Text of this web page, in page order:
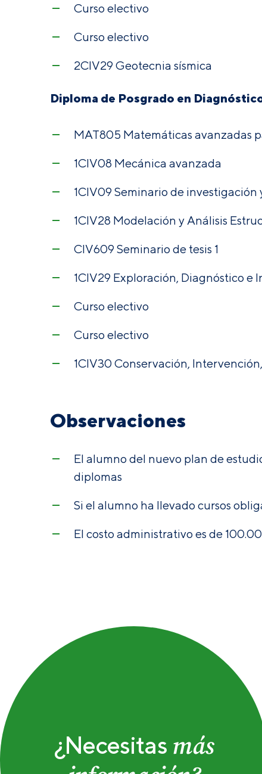
Curso electivo
Curso electivo
2CIV29 Geotecnia sísmica
Diploma de Posgrado en
MAT805 Matemáticas avanzadas
1CIV08 Mecánica avanzada
1CIV09 Seminario de
1CIV28 Modelación y Análisis
CIV609 Seminario de tesis 1
1CIV29 Exploración, Diagnóstico
Curso electivo
Curso electivo
1CIV30 Conservación,
Observaciones
El alumno del nuevo plan de
diplomas
Si el alumno ha llevado cursos
El costo administrativo es de
¿Necesitas más